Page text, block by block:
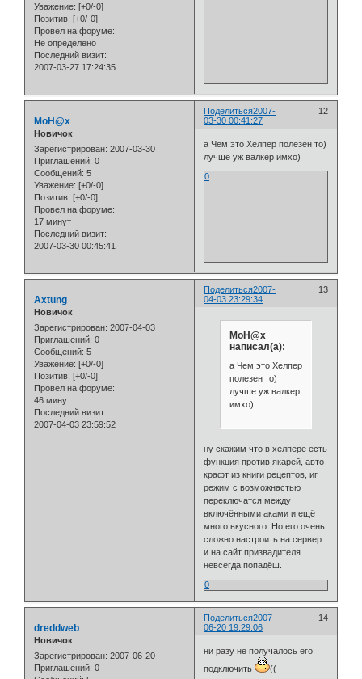
Уважение: [+0/-0]
Позитив: [+0/-0]
Провел на форуме:
Не определено
Последний визит:
2007-03-27 17:24:35
Поделиться 12
2007-
03-30 00:41:27
MoH@x
Новичок
Зарегистрирован: 2007-03-30
Приглашений: 0
Сообщений: 5
Уважение: [+0/-0]
Позитив: [+0/-0]
Провел на форуме:
17 минут
Последний визит:
2007-03-30 00:45:41
а Чем это Хелпер полезен то)
лучше уж валкер имхо)
0
Поделиться 13
2007-
04-03 23:29:34
Axtung
Новичок
Зарегистрирован: 2007-04-03
Приглашений: 0
Сообщений: 5
Уважение: [+0/-0]
Позитив: [+0/-0]
Провел на форуме:
46 минут
Последний визит:
2007-04-03 23:59:52
MoH@x
написал(а):
а Чем это Хелпер
полезен то)
лучше уж валкер
имхо)
ну скажим что в хелпере есть
функция против якарей, авто
крафт из книги рецептов, иг
режим с возможнастью
переключатся между
включёнными аками и ещё
много вкусного. Но его очень
сложно настроить на сервер
и на сайт призвадителя
невсегда попадёш.
0
Поделиться 14
2007-
06-20 19:29:06
dreddweb
Новичок
Зарегистрирован: 2007-06-20
Приглашений: 0
ни разу не получалось его
подключить
((